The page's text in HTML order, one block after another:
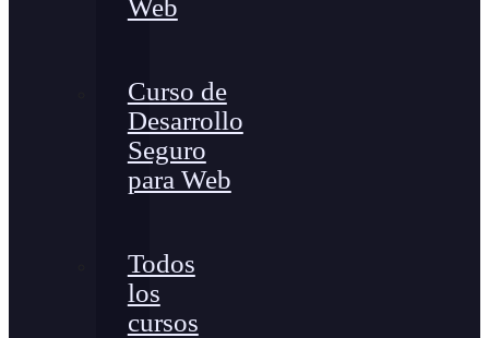
Web
Curso de
Desarrollo
Seguro
para Web
Todos
los
cursos